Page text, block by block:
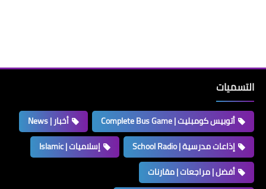
التسميات
أتوبيس كومبليت | Complete Bus Game
أخبار | News
إذاعات مدرسية | School Radio
إسلاميات | Islamic
أفضل | مراجعات | مقارنات